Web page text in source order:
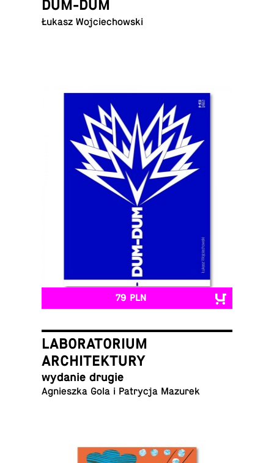
DUM-DUM
Łukasz Wojciechowski
79 PLN
LABORATORIUM
ARCHITEKTURY
wydanie drugie
Agniesz­ka Gola i Pa­try­cja Mazurek